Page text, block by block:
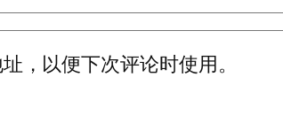
，以便下次评论时使用。